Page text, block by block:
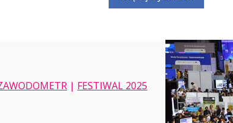
| FESTIWAL 2025